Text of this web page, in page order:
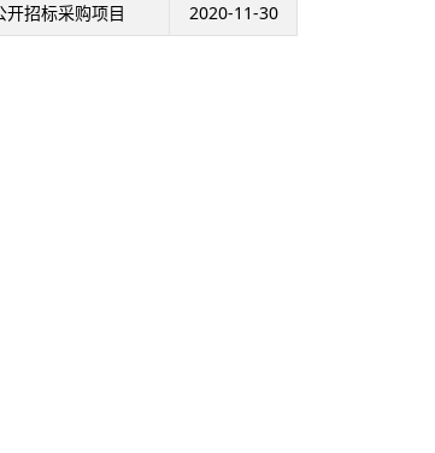
招标采购项目 2020-11-30